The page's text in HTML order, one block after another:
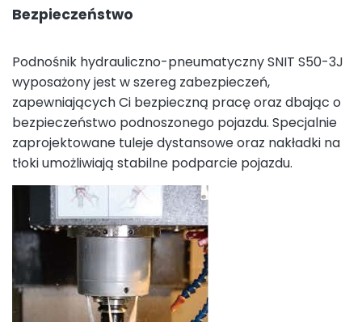
Bezpieczeństwo
Podnośnik hydrauliczno-pneumatyczny SNIT S50-3J
wyposażony jest w szereg zabezpieczeń,
zapewniających Ci bezpieczną pracę oraz dbając o
bezpieczeństwo podnoszonego pojazdu. Specjalnie
zaprojektowane tuleje dystansowe oraz nakładki na
tłoki umożliwiają stabilne podparcie pojazdu.